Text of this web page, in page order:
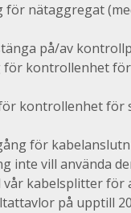
för nätaggregat
på/av
för kontrollenhet
kontrollenhet för
för
inte vill använda
vår kabelsplitter för
på upptill